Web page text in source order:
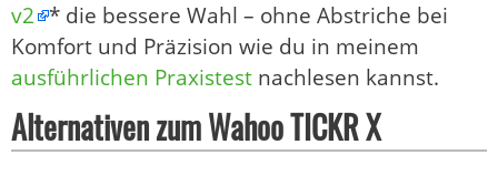
v2 * die bessere Wahl – ohne Abstriche bei
Komfort und Präzision wie du in meinem
ausführlichen Praxistest nachlesen kannst.
Alternativen zum Wahoo TICKR X